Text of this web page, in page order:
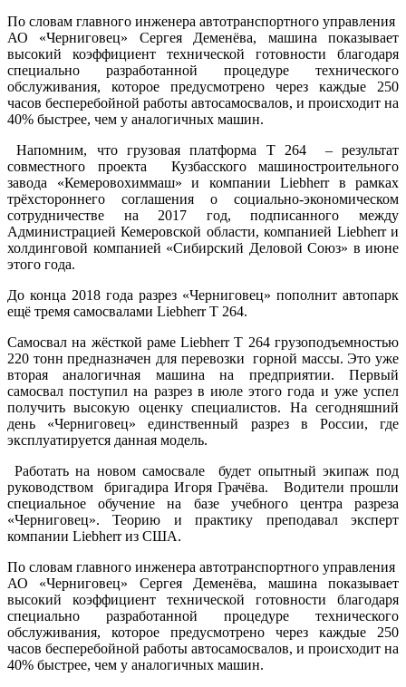
По словам главного инженера автотранспортного управления
АО «Черниговец» Сергея Деменёва, машина показывает
высокий коэффициент технической готовности благодаря
специально разработанной процедуре технического
обслуживания, которое предусмотрено через каждые 250
часов бесперебойной работы автосамосвалов, и происходит на
40% быстрее, чем у аналогичных машин.
Напомним, что грузовая платформа Т 264 – результат
совместного проекта Кузбасского машиностроительного
завода «Кемеровохиммаш» и компании Liebherr в рамках
трёхстороннего соглашения о социально-экономическом
сотрудничестве на 2017 год, подписанного между
Администрацией Кемеровской области, компанией Liebherr и
холдинговой компанией «Сибирский Деловой Союз» в июне
этого года.
До конца 2018 года разрез «Черниговец» пополнит автопарк
ещё тремя самосвалами Liebherr T 264.
Самосвал на жёсткой раме Liebherr Т 264 грузоподъемностью
220 тонн предназначен для перевозки горной массы. Это уже
вторая аналогичная машина на предприятии. Первый
самосвал поступил на разрез в июле этого года и уже успел
получить высокую оценку специалистов. На сегодняшний
день «Черниговец» единственный разрез в России, где
эксплуатируется данная модель.
Работать на новом самосвале будет опытный экипаж под
руководством бригадира Игоря Грачёва. Водители прошли
специальное обучение на базе учебного центра разреза
«Черниговец». Теорию и практику преподавал эксперт
компании Liebherr из США.
По словам главного инженера автотранспортного управления
АО «Черниговец» Сергея Деменёва, машина показывает
высокий коэффициент технической готовности благодаря
специально разработанной процедуре технического
обслуживания, которое предусмотрено через каждые 250
часов бесперебойной работы автосамосвалов, и происходит на
40% быстрее, чем у аналогичных машин.